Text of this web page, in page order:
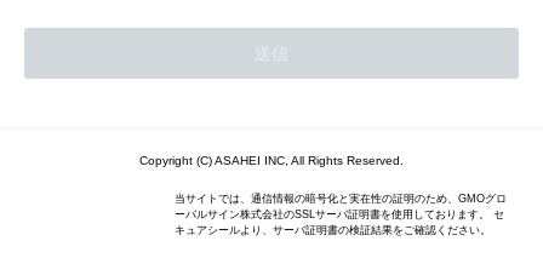
Copyright (C) ASAHEI INC, All Rights Reserved.
当サイトでは、通信情報の暗号化と実在性の証明のため、GMOグロ
ーバルサイン株式会社のSSLサーバ証明書を使用しております。 セ
キュアシールより、サーバ証明書の検証結果をご確認ください。